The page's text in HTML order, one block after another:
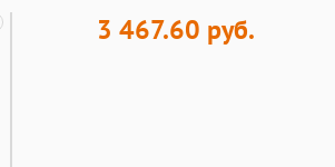
3 467.60 руб.